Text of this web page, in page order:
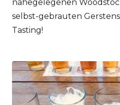
nahegelegenen
selbst-gebrauten
Tasting!